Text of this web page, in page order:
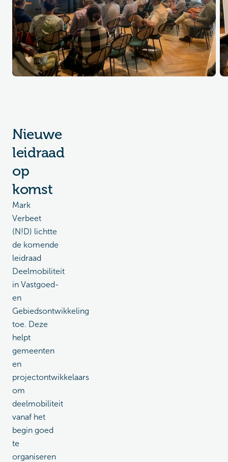
Nieuwe
leidraad
op
komst
Mark
Verbeet
(N!D) lichtte
de komende
leidraad
Deelmobiliteit
in Vastgoed-
en
Gebiedsontwikkeling
toe. Deze
helpt
gemeenten
en
projectontwikkelaars
om
deelmobiliteit
vanaf het
begin goed
te
organiseren